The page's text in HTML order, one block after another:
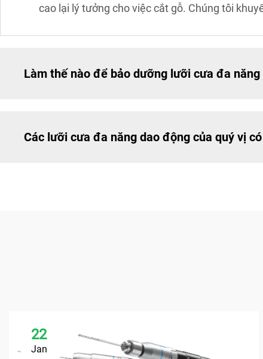
cao lại lý tưởng cho việc cắt gỗ. Chúng tôi
Làm thế nào để bảo dưỡng lưỡi cưa đa
Các lưỡi cưa đa năng dao động của quý vị
22
Jan